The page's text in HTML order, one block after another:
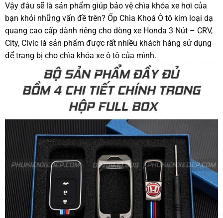
Vậy đâu sẽ là sản phẩm giúp bảo vệ chìa khóa xe hơi của
bạn khỏi những vấn đề trên? Ốp Chìa Khoá Ô tô kim loại dạ
quang cao cấp dành riêng cho dòng xe Honda 3 Nút – CRV,
City, Civic là sản phẩm được rất nhiều khách hàng sử dụng
để trang bị cho chìa khóa xe ô tô của mình.